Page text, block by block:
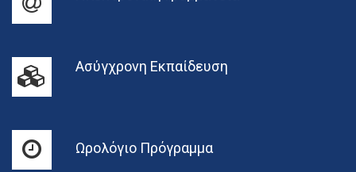
Ασύγχρονη Εκπαίδευση
Ωρολόγιο Πρόγραμμα